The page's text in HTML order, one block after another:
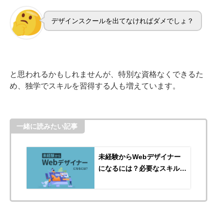
デザインスクールを出てなければダメでしょ？
と思われるかもしれませんが、特別な資格なくできるた
め、独学でスキルを習得する人も増えています。
一緒に読みたい記事
未経験からWebデザイナー
になるには？必要なスキルや